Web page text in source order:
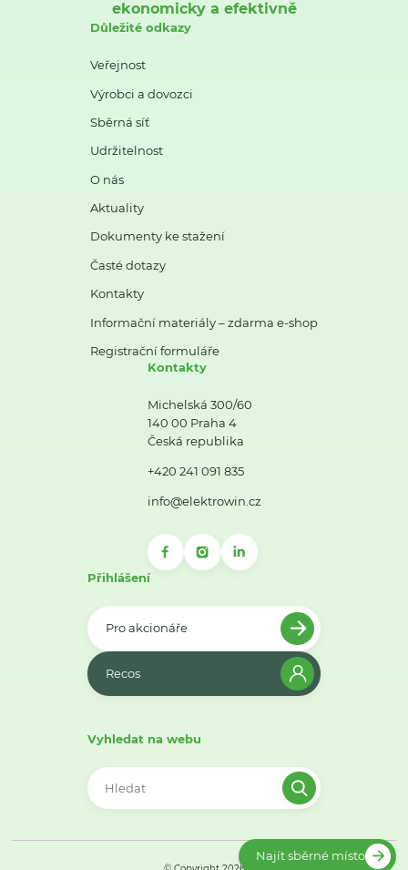
ekonomicky a efektivně
Důležité odkazy
Veřejnost
Výrobci a dovozci
Sběrná síť
Udržitelnost
O nás
Aktuality
Dokumenty ke stažení
Časté dotazy
Kontakty
Informační materiály – zdarma e-shop
Registrační formuláře
Kontakty
Michelská 300/60
140 00 Praha 4
Česká republika
+420 241 091 835
info@elektrowin.cz
Přihlášení
Pro akcionáře
Recos
Vyhledat na webu
Najít sběrné místo